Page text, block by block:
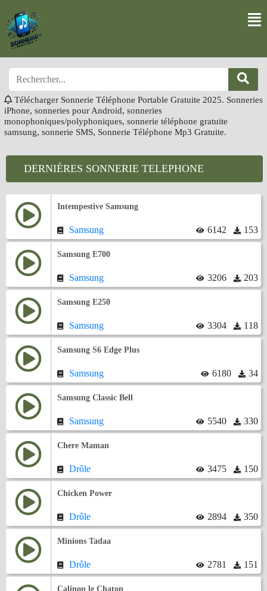
Télécharger Sonnerie Téléphone Portable Gratuite 2025. Sonneries
iPhone, sonneries pour Android, sonneries
monophoniques/polyphoniques, sonnerie téléphone gratuite
samsung, sonnerie SMS, Sonnerie Téléphone Mp3 Gratuite.
DERNIÈRES SONNERIE TELEPHONE
Intempestive Samsung
Samsung 6142 153
Samsung E700
Samsung 3206 203
Samsung E250
Samsung 3304 118
Samsung S6 Edge Plus
Samsung 6180 34
Samsung Classic Bell
Samsung 5540 330
Chere Maman
Drôle 3475 150
Chicken Power
Drôle 2894 350
Minions Tadaa
Drôle 2781 151
Calinou le Chaton